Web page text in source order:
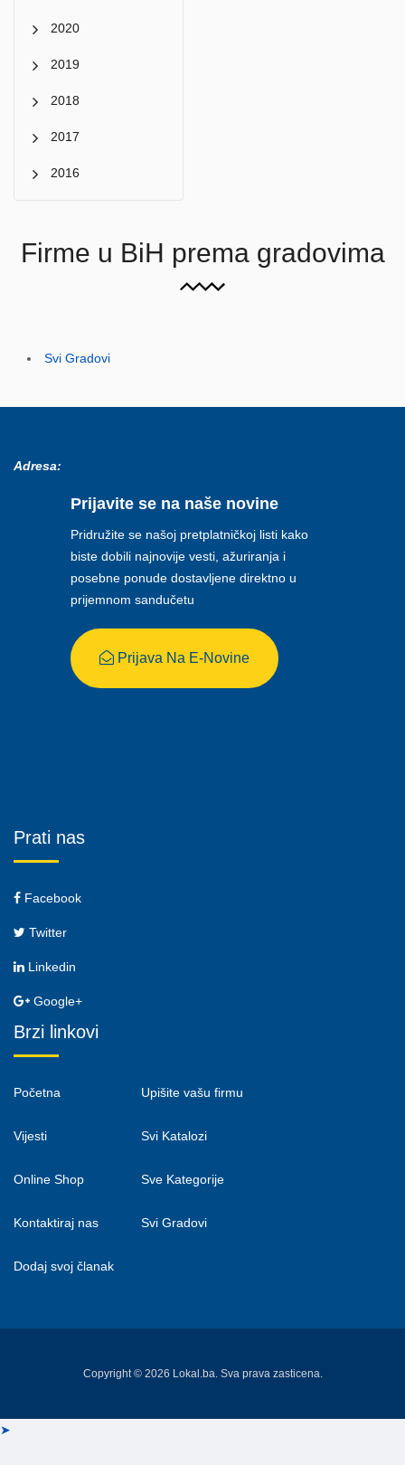
2020
2019
2018
2017
2016
Firme u BiH prema gradovima
Svi Gradovi
Adresa:
Prijavite se na naše novine
Pridružite se našoj pretplatničkoj listi kako
biste dobili najnovije vesti, ažuriranja i
posebne ponude dostavljene direktno u
prijemnom sandučetu
Prijava Na E-Novine
Prati nas
Facebook
Twitter
Linkedin
Google+
Brzi linkovi
Početna
Vijesti
Online Shop
Kontaktiraj nas
Dodaj svoj članak
Upišite vašu firmu
Svi Katalozi
Sve Kategorije
Svi Gradovi
Copyright © 2026 Lokal.ba. Sva prava zasticena.
➤